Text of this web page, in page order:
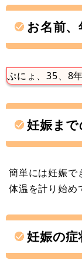
お名前
ぷにょ、35、8年
妊娠ま
簡単には妊娠で
体温を計り始め
妊娠の症